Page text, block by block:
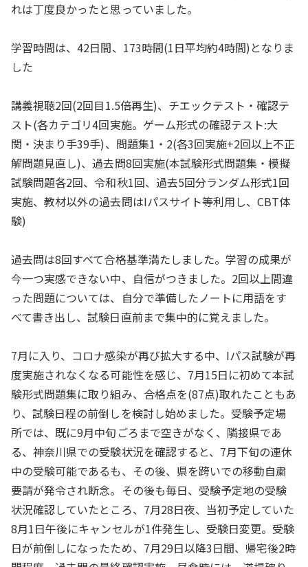
れは丁度良かったと思っていました。
学習時間は、42日間、173時間(1日平均約4時間)となりま
した
講義視聴2回(2回目1.5倍再生)、チエックテスト・確認テ
スト(各カテゴリ4回実施。ゲーム形式の確認テスト:大
関・決まり手39手)、問題集1・2(各3回実施+2回以上不正
解問題見直し)、過去問8回実施(本試験形式問題集・模擬
試験問題各2回、令和秋1回、過去5回分ランダム形式1回
実施、教材以外の過去問はIパスサイト等利用し、CBT体
験)
過去問は8回すべて合格基準満たしました。学習の成果が
今一つ実感できない中、自信がつきました。2回以上間違
った問題については、自分で準備したノートに用語をす
べて書き出し、試験日直前まで集中的に覚えました。
7月に入り、コロナ感染が再び拡大する中、Iパス試験が再
度実施されなくなる可能性を感じ、7月15日に初めて本試
験形式問題集に取り組み、合格点を(87点)取れたこともあ
り、試験日程の前倒しを検討し始めました。受験予定場
所では、既に9月中旬ごろまで空きがなく、隣接県であ
る、神奈川県での受験状況を確認すると、7月下旬の連休
中の受験可能であるも、その後、県を跨いでの移動自粛
要請が発令され断念。その後も毎日、受験予定地の受験
状況確認していたところ、7月28日夜、当初予定していた
8月1日午後にキャンセルが1件発生し、受験日変更。受験
日が前倒しになったため、7月29日以降3日間、帰宅後2時